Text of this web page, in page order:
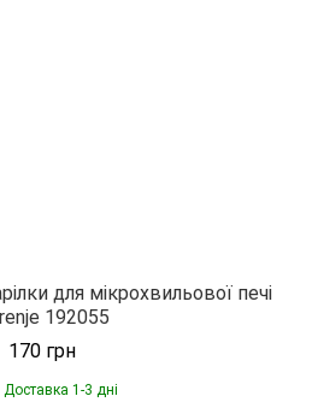
для мікрохвильової печі
192055
170 грн
Доставка 1-3 дні